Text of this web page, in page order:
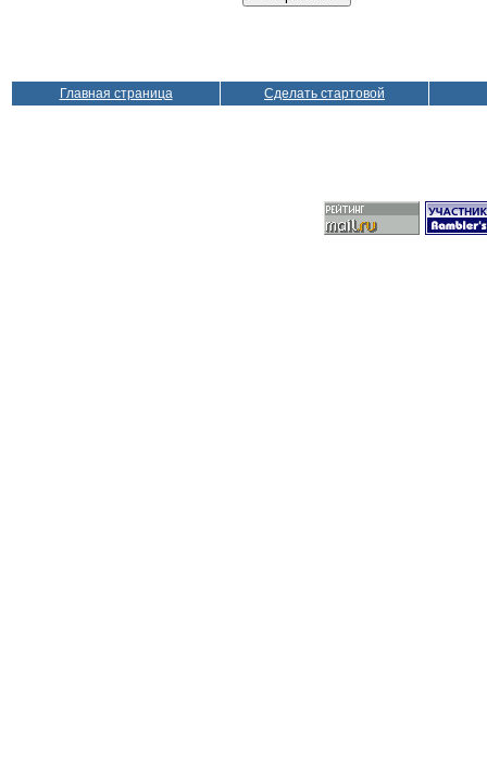
Главная страница Сделать стартовой